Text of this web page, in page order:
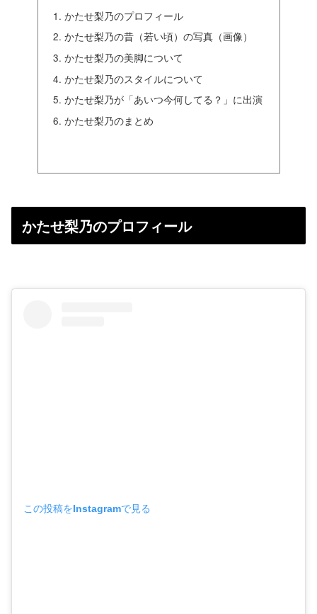
かたせ梨乃のプロフィール
かたせ梨乃の昔（若い頃）の写真（画像）
かたせ梨乃の美脚について
かたせ梨乃のスタイルについて
かたせ梨乃が「あいつ今何してる？」に出演
かたせ梨乃のまとめ
かたせ梨乃のプロフィール
この投稿をInstagramで見る